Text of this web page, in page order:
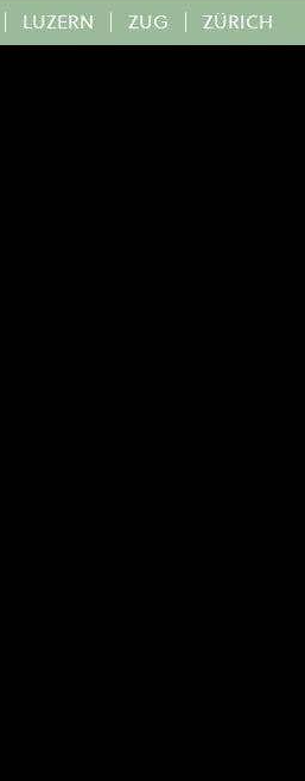
| LUZERN | ZUG | ZÜRICH